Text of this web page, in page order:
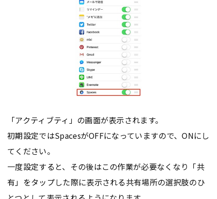
「アクティブティ」の画面が表示されます。
初期設定ではSpacesがOFFになっていますので、ONにし
てください。
一度設定すると、その後はこの作業が必要なくなり「共
有」をタップした際に表示される共有場所の選択肢のひ